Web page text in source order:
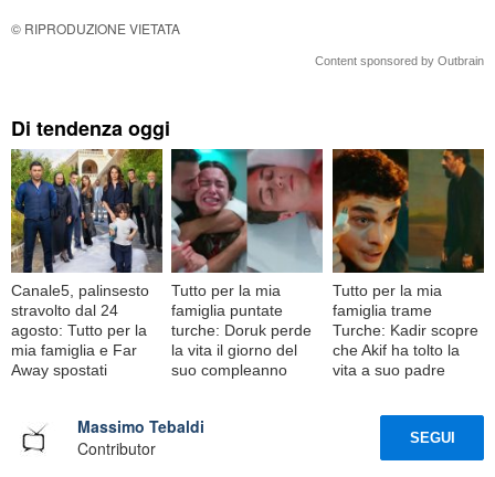
© RIPRODUZIONE VIETATA
Content sponsored by Outbrain
Di tendenza oggi
Canale5, palinsesto
stravolto dal 24
agosto: Tutto per la
mia famiglia e Far
Away spostati
Tutto per la mia
famiglia puntate
turche: Doruk perde
la vita il giorno del
suo compleanno
Tutto per la mia
famiglia trame
Turche: Kadir scopre
che Akif ha tolto la
vita a suo padre
Massimo Tebaldi
Contributor
SEGUI